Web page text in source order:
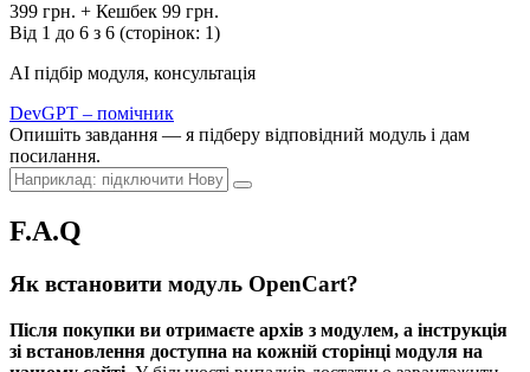
399 грн. + Кешбек 99 грн.
Від 1 до 6 з 6 (сторінок: 1)
AI підбір модуля, консультація
DevGPT – помічник
Опишіть завдання — я підберу відповідний модуль і дам
посилання.
F.A.Q
Як встановити модуль OpenCart?
Після покупки ви отримаєте архів з модулем, а інструкція
зі встановлення доступна на кожній сторінці модуля на